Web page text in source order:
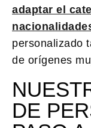
adaptar el
personalizado
de orígenes
DE